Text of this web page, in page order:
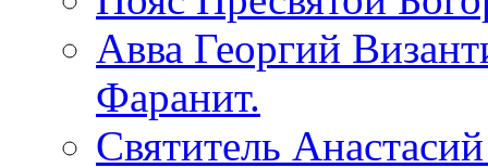
Авва Георгий
Фаранит.
Святитель